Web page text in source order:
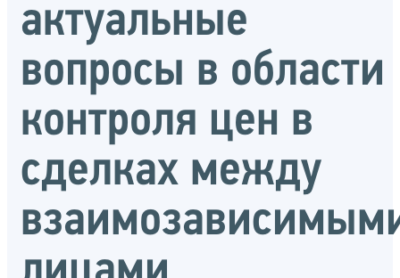
актуальные
вопросы в области
контроля цен в
сделках между